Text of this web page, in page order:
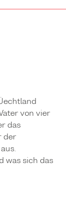
von vier
das
der
was sich das